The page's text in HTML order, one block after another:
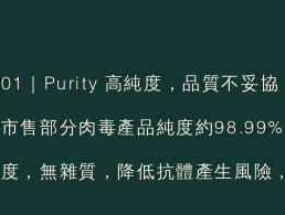
01｜Purity 高純度，品質不妥協
市售部分肉毒產品純度約
度，無雜質，降低抗體產生風險